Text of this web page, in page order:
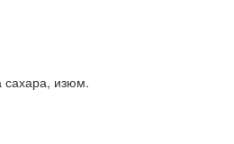
сахара, изюм.